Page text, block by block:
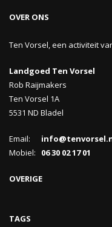
OVER ONS
Ten Vorsel, een activiteit
Landgoed Ten Vorsel
Rob Raijmakers
Ten Vorsel 1A
5531 ND Bladel
Email:
Mobiel: 06 30 02 17 01
OVERIGE
TAGS